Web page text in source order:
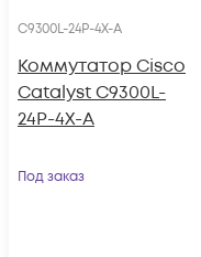
C9300L-24P-4X-A
Коммутатор Cisco
Catalyst C9300L-
24P-4X-A
Под заказ